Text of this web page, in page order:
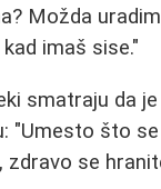
Možda
imaš sise."
smatraju da
"Umesto što
se